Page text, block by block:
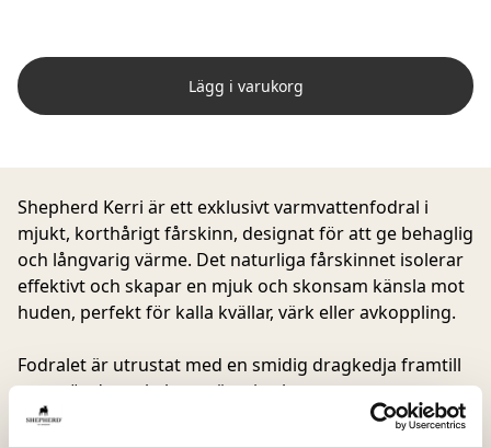
Lägg i varukorg
Shepherd Kerri är ett exklusivt varmvattenfodral i
mjukt, korthårigt fårskinn, designat för att ge behaglig
och långvarig värme. Det naturliga fårskinnet isolerar
effektivt och skapar en mjuk och skonsam känsla mot
huden, perfekt för kalla kvällar, värk eller avkoppling.
Fodralet är utrustat med en smidig dragkedja framtill
som gör det enkelt att sätta i och ta ur
varmvattenflaskan.